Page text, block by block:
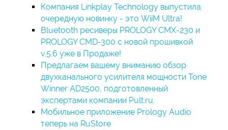
Компания Linkplay Technology выпустила
очередную новинку - это WiiM Ultra!
Bluetooth ресиверы PROLOGY CMX-230 и
PROLOGY CMD-300 с новой прошивкой
v.5.6 уже в Продаже!
Предлагаем вашему вниманию обзор
двухканального усилителя мощности Tone
Winner AD2500, подготовленный
экспертами компании Pult.ru.
Мобильное приложение Prology Audio
теперь на RuStore